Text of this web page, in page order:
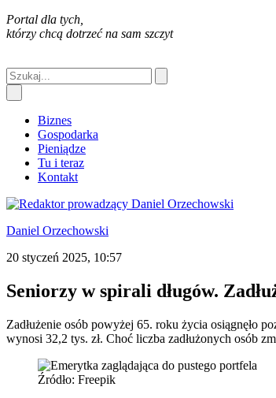
Portal dla tych,
którzy chcą dotrzeć na sam szczyt
Biznes
Gospodarka
Pieniądze
Tu i teraz
Kontakt
Daniel Orzechowski
20 styczeń 2025, 10:57
Seniorzy w spirali długów.
Zadłużenie osób powyżej 65. roku życia osiągnęło
wynosi 32,2 tys. zł. Choć liczba zadłużonych osób
Źródło: Freepik